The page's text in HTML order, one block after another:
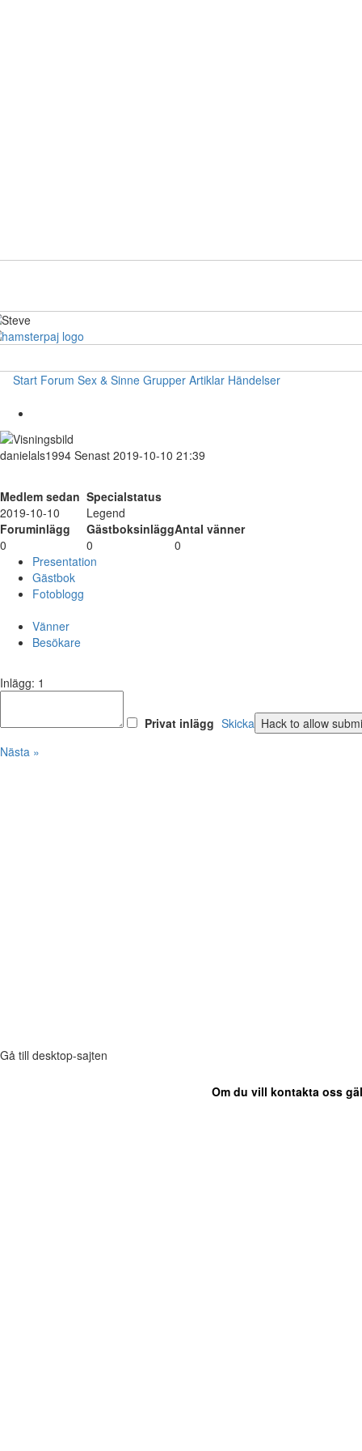
Start Forum Sex & Sinne Grupper Artiklar Händelser
danielals1994 Senast 2019-10-10 21:39
Medlem sedan Specialstatus
2019-10-10
Legend
Foruminlägg
GästboksinläggAntal vänner
0
0
0
Presentation
Gästbok
Fotoblogg
Vänner
Besökare
Inlägg: 1
Privat inlägg Skicka
Nästa »
Gå till desktop-sajten
Om du vill kontakta oss